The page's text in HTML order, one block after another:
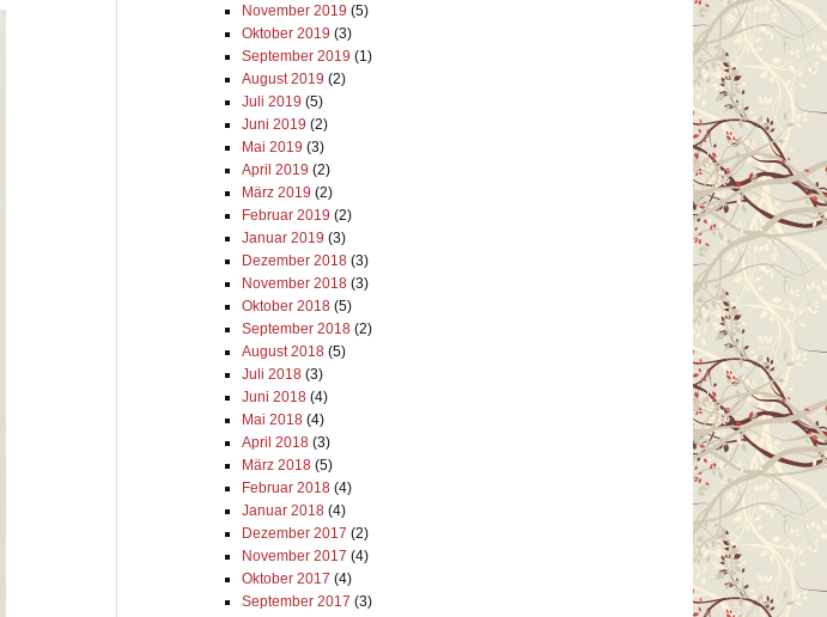
November 2019 (5)
Oktober 2019 (3)
September 2019 (1)
August 2019 (2)
Juli 2019 (5)
Juni 2019 (2)
Mai 2019 (3)
April 2019 (2)
März 2019 (2)
Februar 2019 (2)
Januar 2019 (3)
Dezember 2018(3)
November 2018(3)
Oktober 2018(5)
September 2018(2)
August 2018(5)
Juli 2018(3)
Juni 2018(4)
Mai 2018(4)
April 2018(3)
März 2018(5)
Februar 2018(4)
Januar 2018(4)
Dezember 2017 (2)
November 2017 (4)
Oktober 2017 (4)
September 2017 (3)